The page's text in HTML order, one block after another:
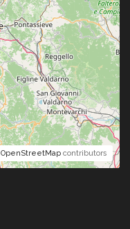
OpenStreetMap contributors